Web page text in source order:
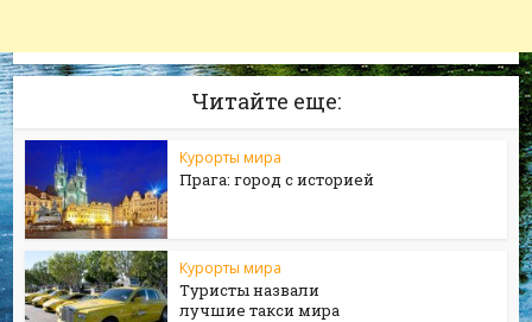
Читайте еще:
Курорты мира
Прага: город с историей
Курорты мира
Туристы назвали
лучшие такси мира